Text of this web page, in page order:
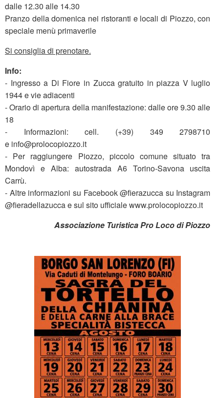
dalle 12.30 alle 14.30
Pranzo della domenica nei ristoranti e locali di Piozzo, con
speciale menù primaverile
Si consiglia di prenotare.
Info:
- Ingresso a Di Fiore in Zucca gratuito in piazza V luglio
1944 e vie adiacenti
- Orario di apertura della manifestazione: dalle ore 9.30 alle
18
- Informazioni: cell. (+39) 349 2798710
e info@prolocopiozzo.it
- Per raggiungere Piozzo, piccolo comune situato tra
Mondovì e Alba: autostrada A6 Torino-Savona uscita
Carrù.
- Altre informazioni su Facebook @fierazucca su Instagram
@fieradellazucca e sul sito ufficiale www.prolocopiozzo.it
Associazione Turistica Pro Loco di Piozzo